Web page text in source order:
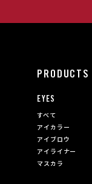
PRODUCTS
EYES
すべて
アイカラー
アイブロウ
アイライナー
マスカラ